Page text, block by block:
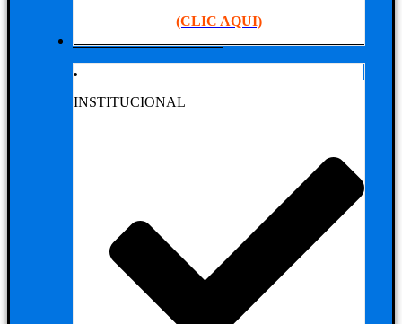
(CLIC AQUI)
NUESTRA EMPRESA
INSTITUCIONAL